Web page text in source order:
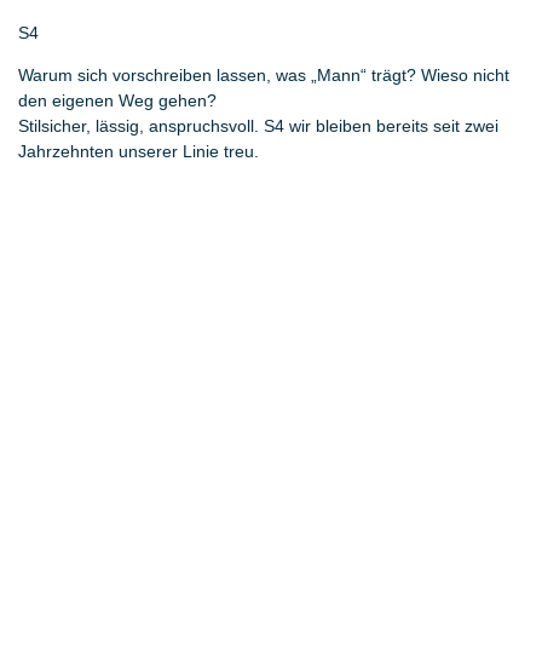
S4
Warum sich vorschreiben lassen, was „Mann“ trägt? Wieso nicht
den eigenen Weg gehen?
Stilsicher, lässig, anspruchsvoll. S4 wir bleiben bereits seit zwei
Jahrzehnten unserer Linie treu.